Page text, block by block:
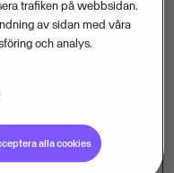
kommer Visma
utrikesdelen hos
krav på kvalitet
trafiken på webbsidan.
av sidan med våra
och analys.
alla cookies